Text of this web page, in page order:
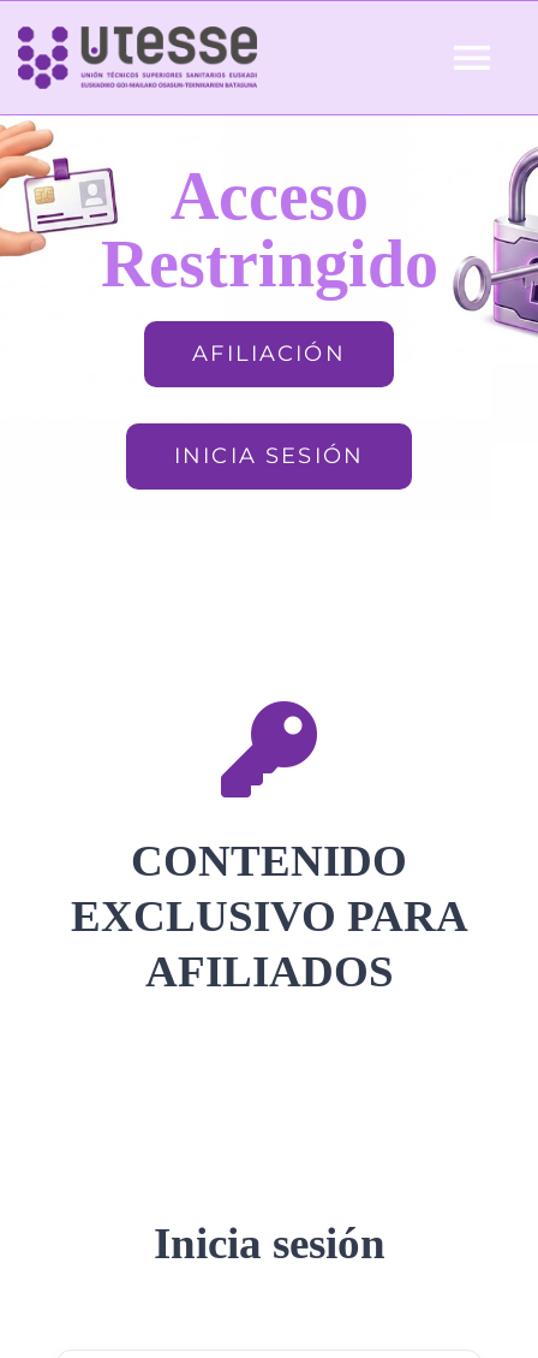
Skip
content
Inicio
QUIÉNES SOMOS Acceso
Restringido
AFILIACIÓN
INICIA SESIÓN
CONTENIDO
EXCLUSIVO PARA
AFILIADOS
Inicia sesión